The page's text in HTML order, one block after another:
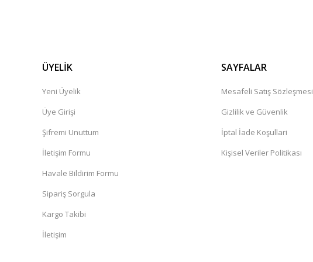
ÜYELİK
Yeni Üyelik
Üye Girişi
Şifremi Unuttum
İletişim Formu
Havale Bildirim Formu
Sipariş Sorgula
Kargo Takibi
İletişim
SAYFALAR
Mesafeli Satış Sözleşmesi
Gizlilik ve Güvenlik
İptal İade Koşullari
Kişisel Veriler Politikası